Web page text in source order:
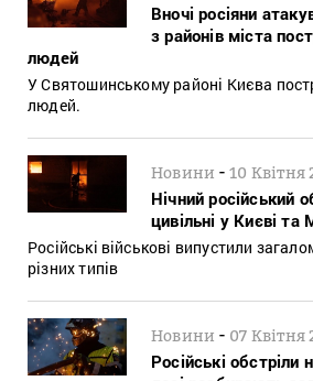
Вночі росіяни
з районів міста
людей
У Святошинському районі Києва
людей.
Новини -10 Квітня
Нічний російський
цивільні у Києві та
Російські військові випустили
різних типів
Новини - 07 Квітня
Російські обстріли